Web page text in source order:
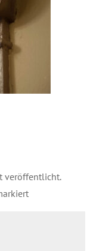
veröffentlicht.